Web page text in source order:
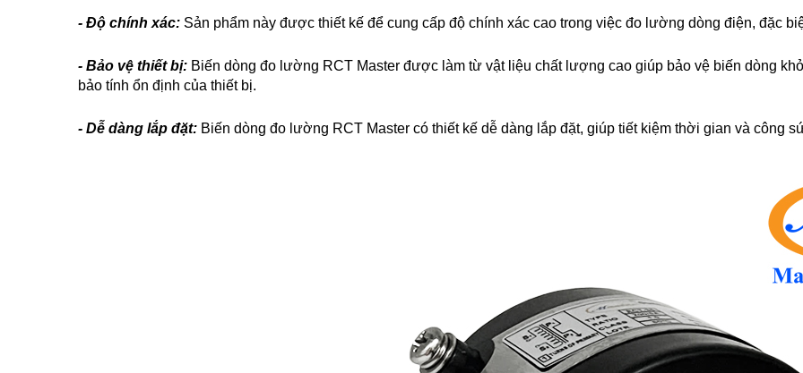
- Độ chính xác: Sản phẩm này được thiết kế để cung cấp độ chính xác cao trong việc đo lường dòng điện, đặc
- Bảo vệ thiết bị: Biến dòng đo lường RCT Master được làm từ vật liệu chất lượng cao giúp bảo vệ biến dòng
bảo tính ổn định của thiết bị.
- Dễ dàng lắp đặt: Biến dòng đo lường RCT Master có thiết kế dễ dàng lắp đặt, giúp tiết kiệm thời gian và công